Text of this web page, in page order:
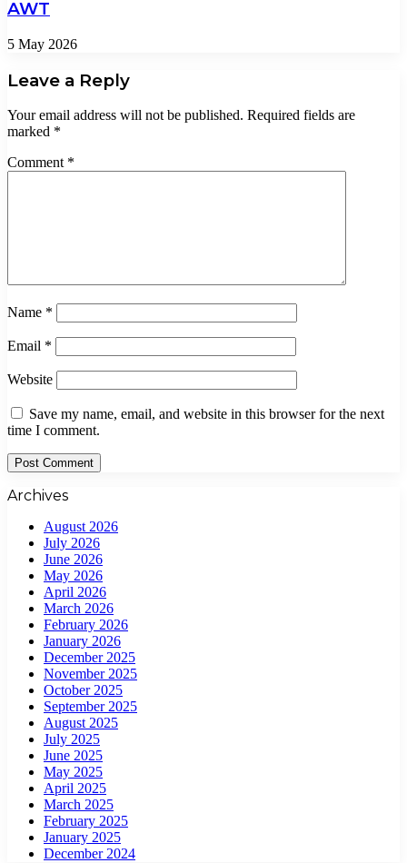
AWT
5 May 2026
Leave a Reply
Your email address will not be published. Required fields are
marked *
Comment *
Name *
Email *
Website
Save my name, email, and website in this browser for the next
time I comment.
Archives
August 2026
July 2026
June 2026
May 2026
April 2026
March 2026
February 2026
January 2026
December 2025
November 2025
October 2025
September 2025
August 2025
July 2025
June 2025
May 2025
April 2025
March 2025
February 2025
January 2025
December 2024